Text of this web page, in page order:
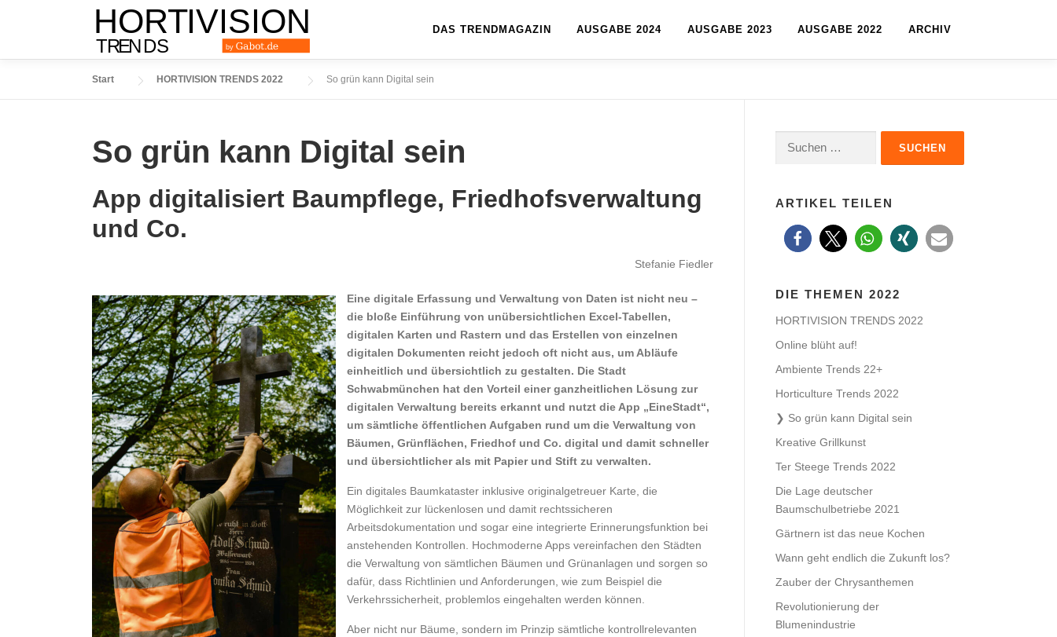
DAS TRENDMAGAZIN AUSGABE 2024 AUSGABE 2023 AUSGABE 2022 ARCHIV
Start HORTIVISION TRENDS 2022 So grün kann Digital sein
So grün kann Digital sein
App digitalisiert Baumpflege, Friedhofsverwaltung
und Co.
Stefanie Fiedler
Eine digitale Erfassung und Verwaltung von Daten ist nicht neu –
die bloße Einführung von unübersichtlichen Excel-Tabellen,
digitalen Karten und Rastern und das Erstellen von einzelnen
digitalen Dokumenten reicht jedoch oft nicht aus, um Abläufe
einheitlich und übersichtlich zu gestalten. Die Stadt
Schwabmünchen hat den Vorteil einer ganzheitlichen Lösung zur
digitalen Verwaltung bereits erkannt und nutzt die App „EineStadt“,
um sämtliche öffentlichen Aufgaben rund um die Verwaltung von
Bäumen, Grünflächen, Friedhof und Co. digital und damit schneller
und übersichtlicher als mit Papier und Stift zu verwalten.
Ein digitales Baumkataster inklusive originalgetreuer Karte, die
Möglichkeit zur lückenlosen und damit rechtssicheren
Arbeitsdokumentation und sogar eine integrierte Erinnerungsfunktion bei
anstehenden Kontrollen. Hochmoderne Apps vereinfachen den Städten
die Verwaltung von sämtlichen Bäumen und Grünanlagen und sorgen so
dafür, dass Richtlinien und Anforderungen, wie zum Beispiel die
Verkehrssicherheit, problemlos eingehalten werden können.
Aber nicht nur Bäume, sondern im Prinzip sämtliche kontrollrelevanten
ARTIKEL TEILEN
DIE THEMEN 2022
HORTIVISION TRENDS 2022
Online blüht auf!
Ambiente Trends 22+
Horticulture Trends 2022
So grün kann Digital sein
Kreative Grillkunst
Ter Steege Trends 2022
Die Lage deutscher
Baumschulbetriebe 2021
Gärtnern ist das neue Kochen
Wann geht endlich die Zukunft los?
Zauber der Chrysanthemen
Revolutionierung der
Blumenindustrie